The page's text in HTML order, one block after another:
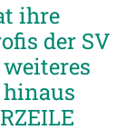
ihre
der SV